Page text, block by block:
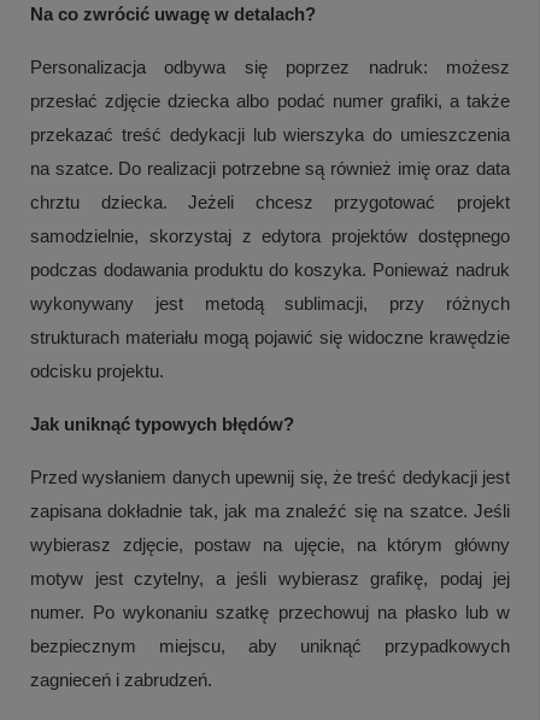
Na co zwrócić uwagę w detalach?
Personalizacja odbywa się poprzez nadruk: możesz
przesłać zdjęcie dziecka albo podać numer grafiki, a także
przekazać treść dedykacji lub wierszyka do umieszczenia
na szatce. Do realizacji potrzebne są również imię oraz data
chrztu dziecka. Jeżeli chcesz przygotować projekt
samodzielnie, skorzystaj z edytora projektów dostępnego
podczas dodawania produktu do koszyka. Ponieważ nadruk
wykonywany jest metodą sublimacji, przy różnych
strukturach materiału mogą pojawić się widoczne krawędzie
odcisku projektu.
Jak uniknąć typowych błędów?
Przed wysłaniem danych upewnij się, że treść dedykacji jest
zapisana dokładnie tak, jak ma znaleźć się na szatce. Jeśli
wybierasz zdjęcie, postaw na ujęcie, na którym główny
motyw jest czytelny, a jeśli wybierasz grafikę, podaj jej
numer. Po wykonaniu szatkę przechowuj na płasko lub w
bezpiecznym miejscu, aby uniknąć przypadkowych
zagnieceń i zabrudzeń.